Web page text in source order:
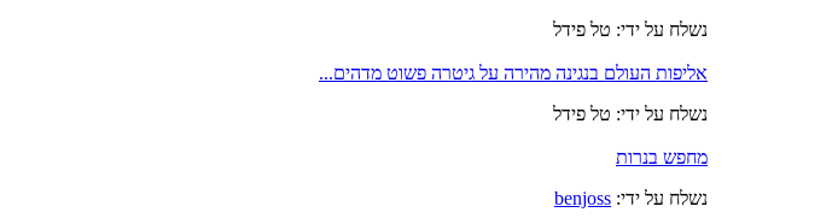
נשלח על ידי: טל פידל
אליפות העולם בנגינה מהירה על גיטרה פשוט מדהים...
נשלח על ידי: טל פידל
מחפש בנרות
נשלח על ידי: benjoss